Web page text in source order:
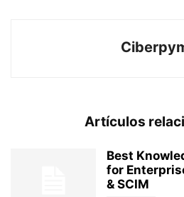
Artículos
Best
for
& SCIM